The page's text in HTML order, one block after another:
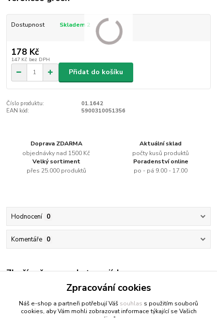
Dostupnost Skladem 2
178 Kč
147 Kč bez DPH
Přidat do košíku
Číslo produktu:
01.1642
EAN kód:
5900310051356
Doprava ZDARMA
objednávky nad 1500 Kč
Aktuální sklad
počty kusů produktů
Velký sortiment
přes 25.000 produktů
Poradenství online
po - pá 9.00 - 17.00
Hodnocení 0
Komentáře 0
Zboží zařazeno v kategoriích
Vodou ředitelné barvyZpracování cookies
Náš e-shop a partneři potřebují Váš souhlas s použitím souborů
cookies, aby Vám mohli zobrazovat informace týkající se Vašich